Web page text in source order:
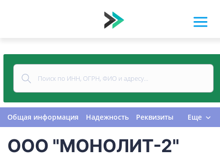
Общая информация Надежность
Реквизиты
Финансовая отчетность
Руководитель
Еще
ООО "МОНОЛИТ-2"